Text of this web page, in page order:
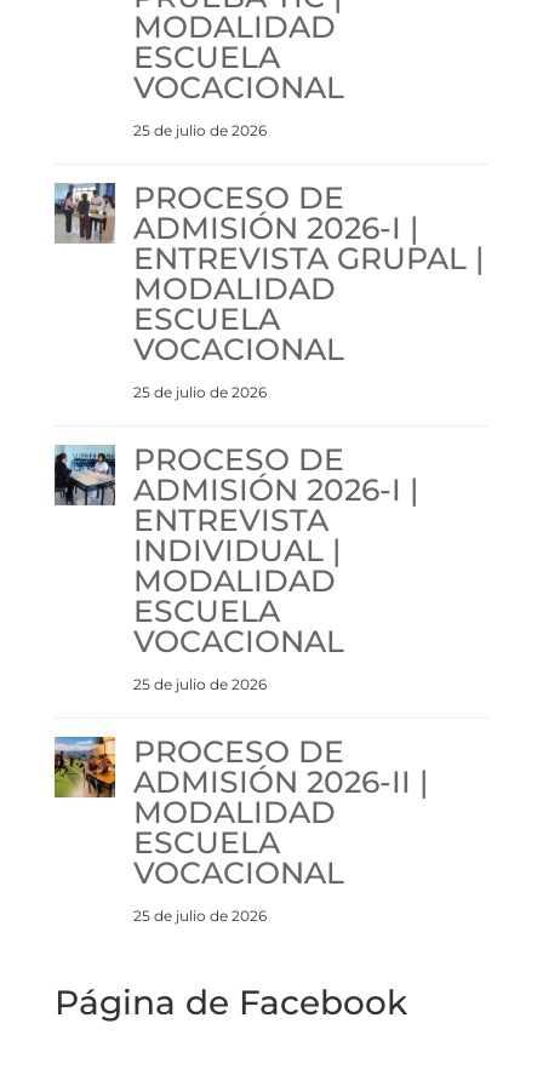
MODALIDAD
ESCUELA
VOCACIONAL
25 de julio de 2026
PROCESO DE
ADMISIÓN 2026-I |
ENTREVISTA GRUPAL |
MODALIDAD
ESCUELA
VOCACIONAL
25 de julio de 2026
PROCESO DE
ADMISIÓN 2026-I |
ENTREVISTA
INDIVIDUAL |
MODALIDAD
ESCUELA
VOCACIONAL
25 de julio de 2026
PROCESO DE
ADMISIÓN 2026-II |
MODALIDAD
ESCUELA
VOCACIONAL
25 de julio de 2026
Página de Facebook